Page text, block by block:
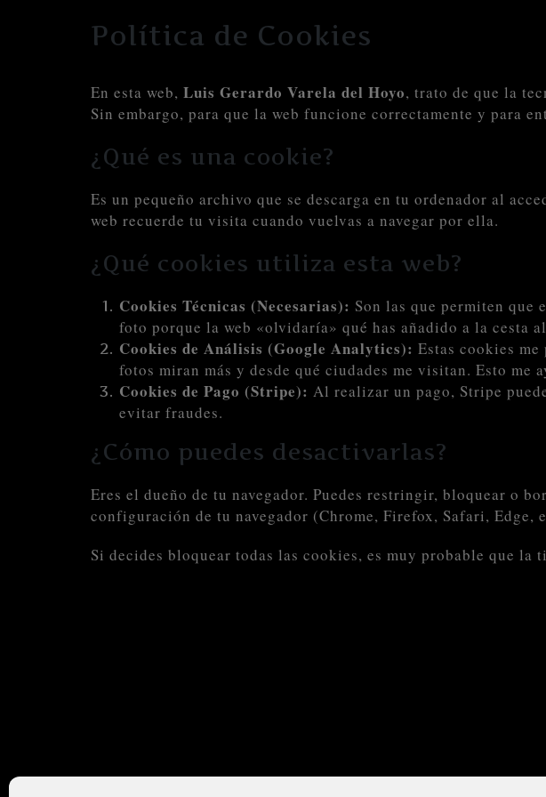
Política de Cookies
En esta web, Luis Gerardo Varela del Hoyo, trato de que la
Sin embargo, para que la web funcione correctamente y para
¿Qué es una cookie?
Es un pequeño archivo que se descarga en tu ordenador al
web recuerde tu visita cuando vuelvas a navegar por ella.
¿Qué cookies utiliza esta web?
Cookies Técnicas (Necesarias): Son las que permiten que
foto porque la web «olvidaría» qué has añadido a la cesta
Cookies de Análisis (Google Analytics): Estas cookies
fotos miran más y desde qué ciudades me visitan. Esto me
Cookies de Pago (Stripe): Al realizar un pago, Stripe
evitar fraudes.
¿Cómo puedes desactivarlas?
Eres el dueño de tu navegador. Puedes restringir, bloquear o
configuración de tu navegador (Chrome, Firefox, Safari, Edge,
Si decides bloquear todas las cookies, es muy probable que la